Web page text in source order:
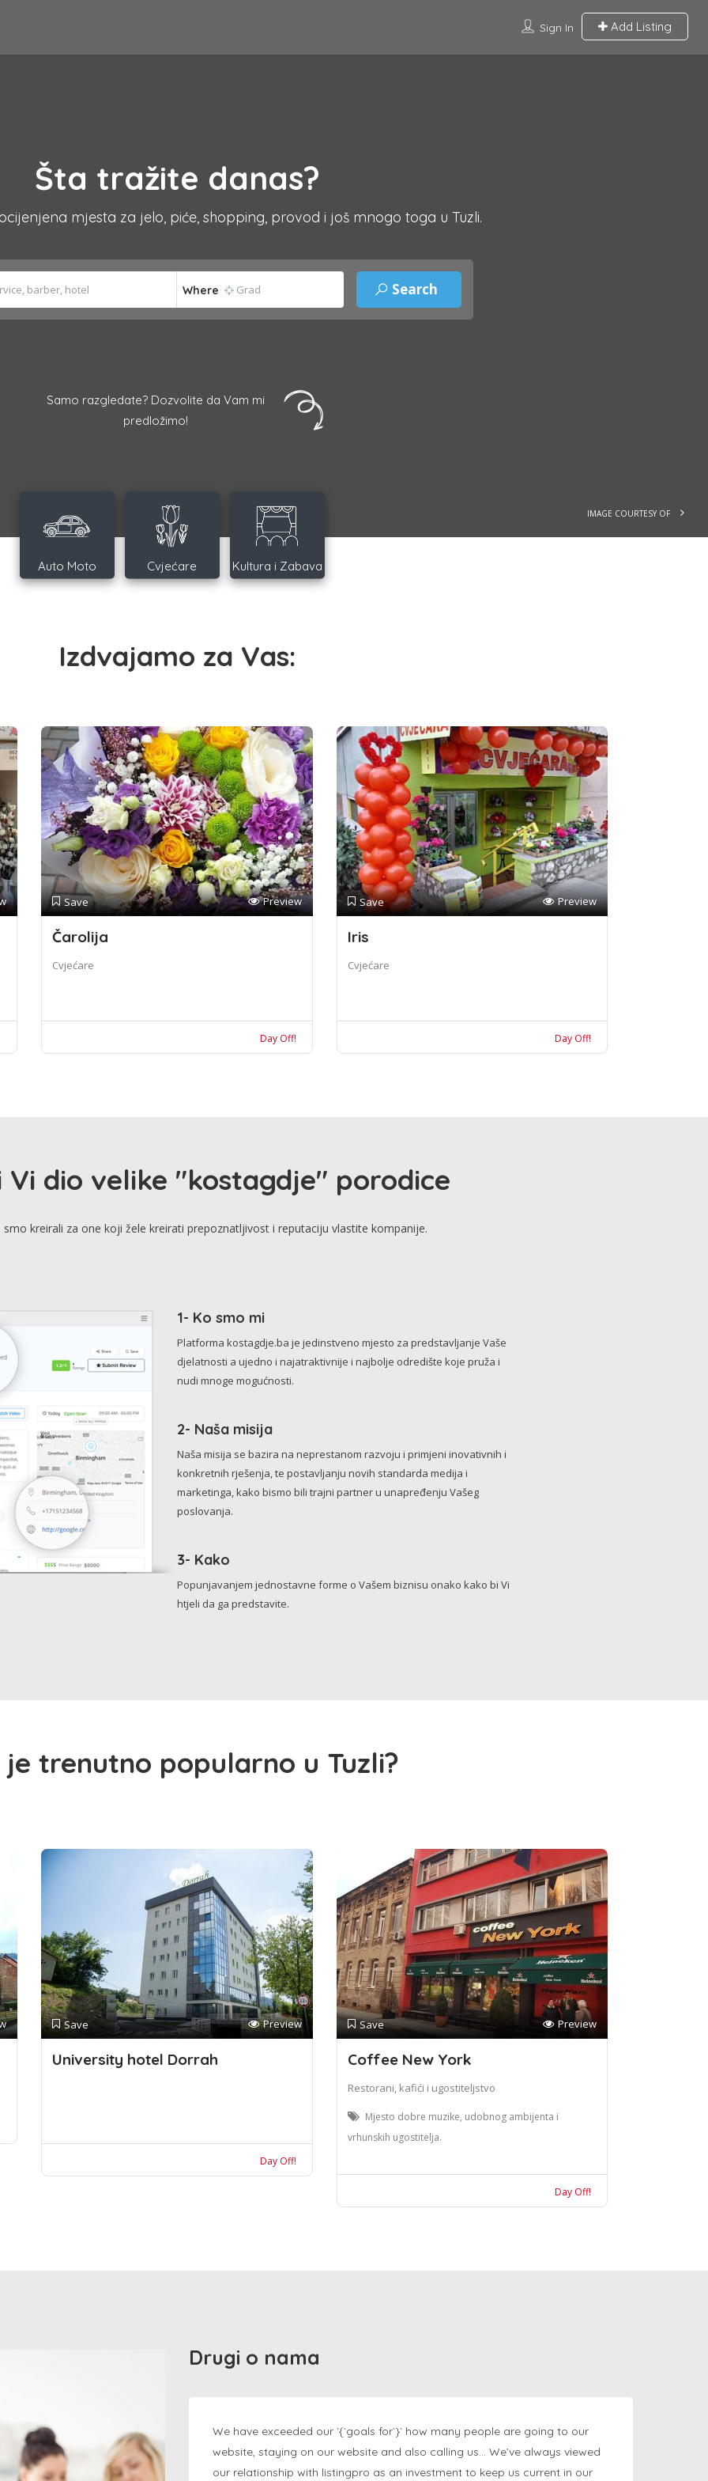
Sign In Add Listing
IMAGE COURTESY OF
Šta tražite danas?
mjesta za jelo, piće, shopping, provod i još mnogo toga u Tuzli.
Where
Samo razgledate? Dozvolite da Vam mi
predložimo!
Auto Moto Cvjećare Kultura i Zabava
Izdvajamo za Vas:
Save Preview
Čarolija
Cvjećare
Day Off!
Save Preview
Iris
Cvjećare
Day Off!
Vi dio velike "kostagdje" porodice
kreirali za one koji žele kreirati prepoznatljivost i reputaciju vlastite kompanije.
1- Ko smo mi
Platforma kostagdje.ba je jedinstveno mjesto za predstavljanje Vaše
djelatnosti a ujedno i najatraktivnije i najbolje odredište koje pruža i
nudi mnoge mogućnosti.
2- Naša misija
Naša misija se bazira na neprestanom razvoju i primjeni inovativnih i
konkretnih rješenja, te postavljanju novih standarda medija i
marketinga, kako bismo bili trajni partner u unapređenju Vašeg
poslovanja.
3- Kako
Popunjavanjem jednostavne forme o Vašem biznisu onako kako bi Vi
htjeli da ga predstavite.
je trenutno popularno u Tuzli?
Save Preview
University hotel Dorrah
Day Off!
Save Preview
Coffee New York
Restorani, kafići i ugostiteljstvo
Mjesto dobre muzike, udobnog ambijenta i
vrhunskih ugostitelja.
Day Off!
Drugi o nama
We have exceeded our `{`goals for`}` how many people are going to our
website, staying on our website and also calling us… We’ve always viewed
our relationship with listingpro as an investment to keep us current in our